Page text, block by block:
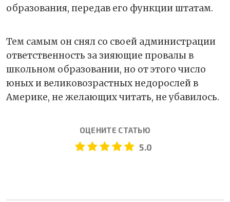
образования, передав его функции штатам.
Тем самым он снял со своей администрации
ответственность за зияющие провалы в
школьном образовании, но от этого число
юных и великовозрастных недорослей в
Америке, не желающих читать, не убавилось.
ОЦЕНИТЕ СТАТЬЮ
5.0